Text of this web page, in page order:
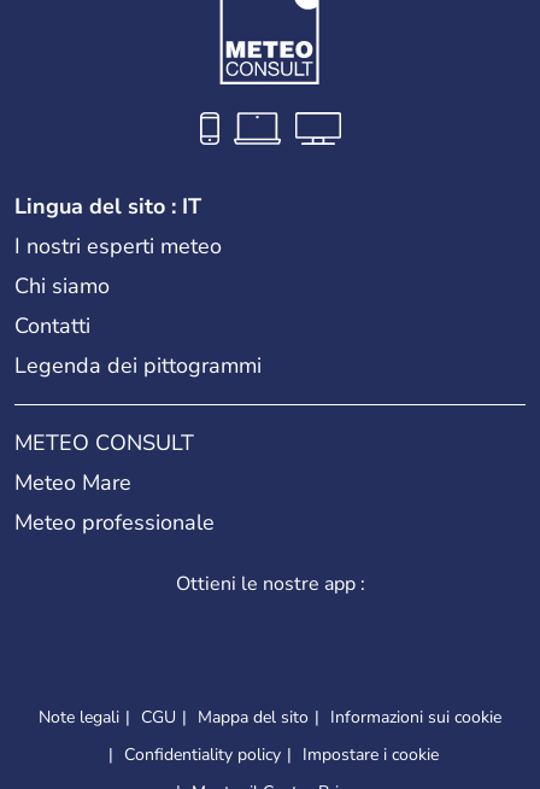
Lingua del sito : IT
I nostri esperti meteo
Chi siamo
Contatti
Legenda dei pittogrammi
METEO CONSULT
Meteo Mare
Meteo professionale
Ottieni le nostre app :
Note legali CGU Mappa del sito
Informazioni sui cookie
Confidentiality policy
Impostare i cookie